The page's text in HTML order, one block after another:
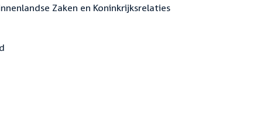
Zaken en Koninkrijksrelaties